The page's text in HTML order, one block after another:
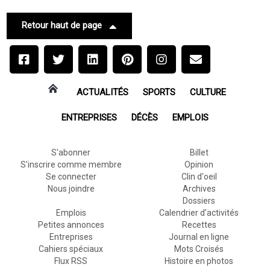
Retour haut de page
ACTUALITÉS SPORTS CULTURE
ENTREPRISES DÉCÈS EMPLOIS
S'abonner
S'inscrire comme membre
Se connecter
Nous joindre
Billet
Opinion
Clin d'oeil
Archives
Dossiers
Emplois
Petites annonces
Entreprises
Cahiers spéciaux
Flux RSS
Calendrier d'activités
Recettes
Journal en ligne
Mots Croisés
Histoire en photos